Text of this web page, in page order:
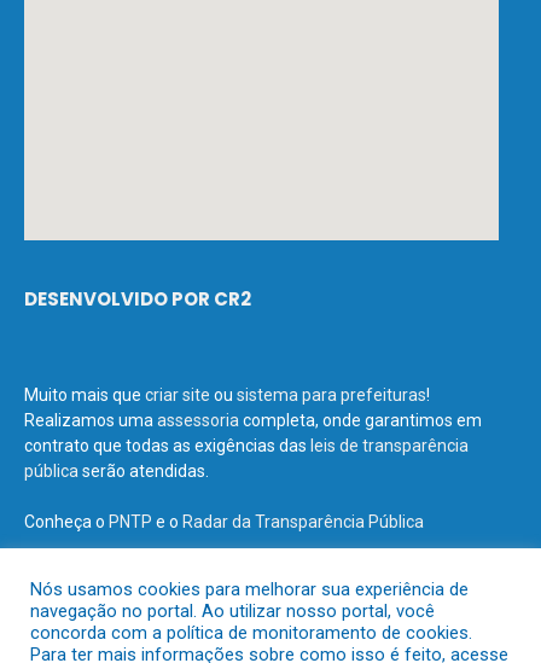
DESENVOLVIDO POR CR2
Muito mais que criar site ou sistema para prefeituras!
Realizamos uma assessoria completa, onde garantimos em
contrato que todas as exigências das leis de transparência
pública serão atendidas.
Conheça o PNTP e o Radar da Transparência Pública
Todos os direitos reservados a Prefeitura Municipal de Terra Santa.
Nós usamos cookies para melhorar sua experiência de
navegação no portal. Ao utilizar nosso portal, você
concorda com a política de monitoramento de cookies.
Para ter mais informações sobre como isso é feito, acesse